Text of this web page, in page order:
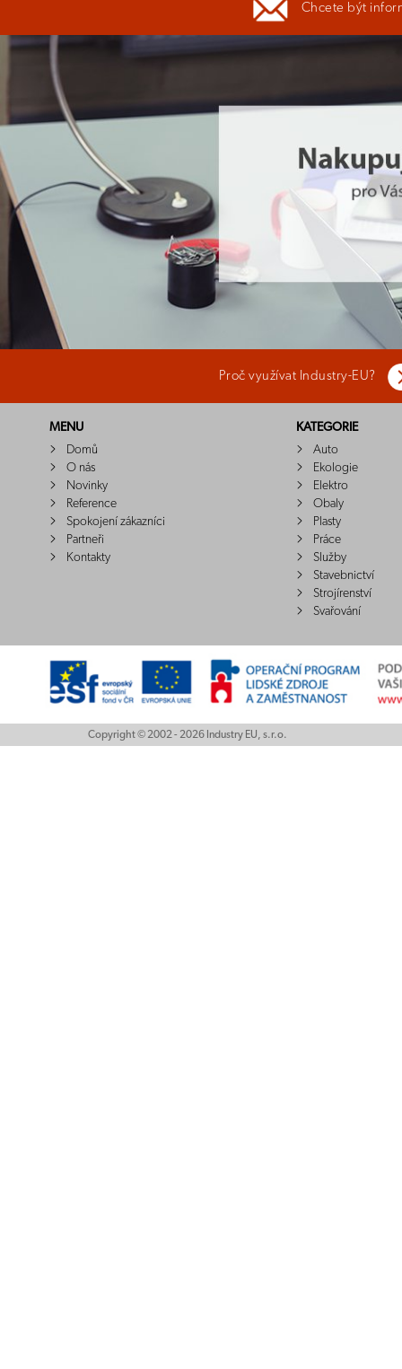
Chcete být
Proč využívat Industry-EU?
MENU
Domů
O nás
Novinky
Reference
Spokojení zákazníci
Partneři
Kontakty
KATEGORIE
Auto
Ekologie
Elektro
Obaly
Plasty
Práce
Služby
Stavebnictví
Strojírenství
Svařování
Copyright © 2002 - 2026 Industry EU, s.r.o.